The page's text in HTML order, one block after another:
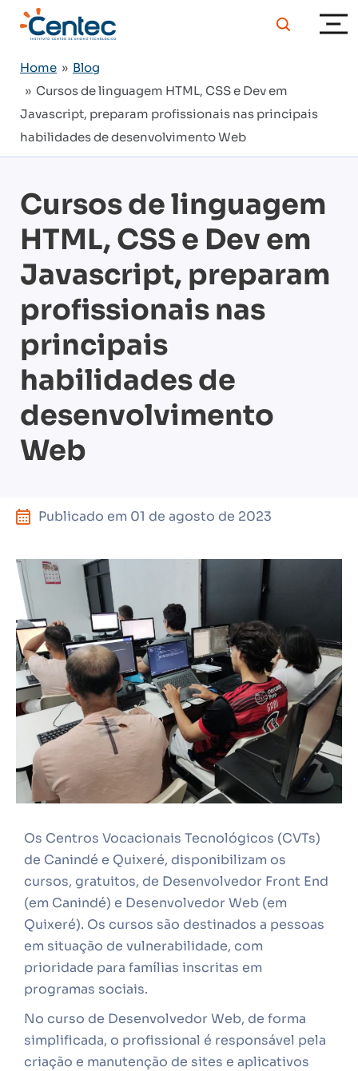
Home » Blog
» Cursos de linguagem HTML, CSS e Dev em
Javascript, preparam profissionais nas principais
habilidades de desenvolvimento Web
Cursos de linguagem
HTML, CSS e Dev em
Javascript, preparam
profissionais nas
principais
habilidades de
desenvolvimento
Web
Publicado em 01 de agosto de 2023
Os Centros Vocacionais Tecnológicos (CVTs)
de Canindé e Quixeré, disponibilizam os
cursos, gratuitos, de Desenvolvedor Front End
(em Canindé) e Desenvolvedor Web (em
Quixeré). Os cursos são destinados a pessoas
em situação de vulnerabilidade, com
prioridade para famílias inscritas em
programas sociais.
No curso de Desenvolvedor Web, de forma
simplificada, o profissional é responsável pela
criação e manutenção de sites e aplicativos